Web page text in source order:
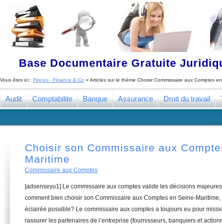
Base Documentaire Gratuite
Vous êtes ici : Finceo - Finance & Co » Articles sur le thème Choisir Commissaire aux Comptes
Audit Comptabilite Banque Assurance Droit du travail
Choisir son Commissaire aux
Maritime
Commissaire aux Comptes
[adsenseyu1] Le commissaire aux comptes valide les décisions
comment bien choisir son Commissaire aux Comptes en Seine-
éclairée possible? Le commissaire aux comptes a toujours eu pour
rassurer les partenaires de l’entreprise (fournisseurs, banquiers et